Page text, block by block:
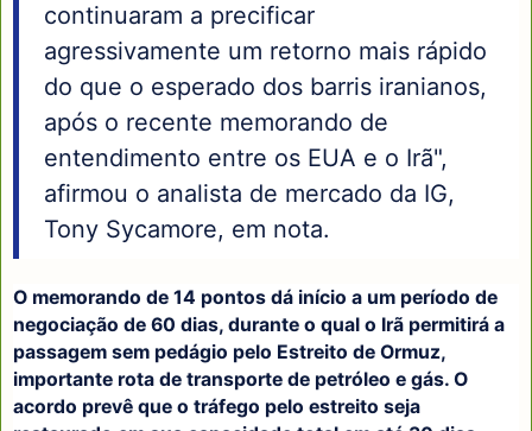
continuaram a precificar
agressivamente um retorno mais rápido
do que o esperado dos barris iranianos,
após o recente memorando de
entendimento entre os EUA e o Irã",
afirmou o analista de mercado da IG,
Tony Sycamore, em nota.
O memorando de 14 pontos dá início a um período de
negociação de 60 dias, durante o qual o Irã permitirá a
passagem sem pedágio pelo Estreito de Ormuz,
importante rota de transporte de petróleo e gás. O
acordo prevê que o tráfego pelo estreito seja